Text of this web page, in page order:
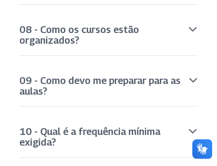
08 - Como os cursos estão
organizados?
09 - Como devo me preparar para as
aulas?
10 - Qual é a frequência mínima
exigida?